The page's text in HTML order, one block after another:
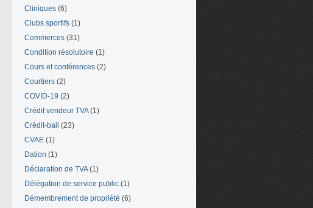
Cliniques (6)
Clubs sportifs (1)
Commerces (31)
Condition résolutoire (1)
Cours et conférences (2)
Courtiers (2)
COVID-19 (2)
Crédit vendeur TVA(1)
Crédit-bail (23)
CVAE (1)
Dation (1)
Déclaration de TVA(1)
Délégation de service public (1)
Démembrement de propriété (6)